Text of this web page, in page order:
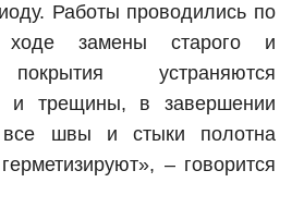
Работы проводились по
замены старого и
устраняются
и трещины, в завершении
все швы и стыки полотна
– говорится